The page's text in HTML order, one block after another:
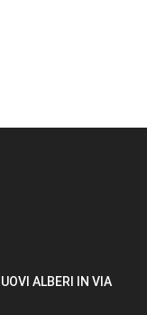
ALBERI IN VIA